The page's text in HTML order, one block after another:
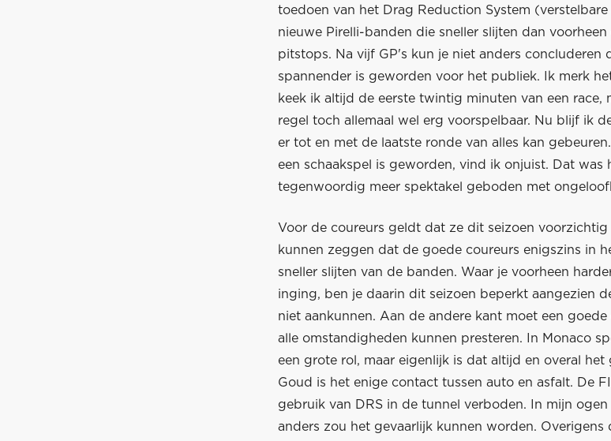
toedoen van het Drag Reduction System
nieuwe Pirelli-banden die sneller slijten dan
pitstops. Na vijf GP's kun je niet anders concluderen
spannender is geworden voor het publiek. Ik merk
keek ik altijd de eerste twintig minuten van een race,
regel toch allemaal wel erg voorspelbaar. Nu blijf ik
er tot en met de laatste ronde van alles kan
een schaakspel is geworden, vind ik onjuist. Dat was
tegenwoordig meer spektakel geboden met
Voor de coureurs geldt dat ze dit seizoen
kunnen zeggen dat de goede coureurs enigszins in
sneller slijten van de banden. Waar je voorheen
inging, ben je daarin dit seizoen beperkt aangezien
niet aankunnen. Aan de andere kant moet een
alle omstandigheden kunnen presteren. In Monaco
een grote rol, maar eigenlijk is dat altijd en overal het
Goud is het enige contact tussen auto en asfalt. De
gebruik van DRS in de tunnel verboden. In mijn
anders zou het gevaarlijk kunnen worden. Overigens